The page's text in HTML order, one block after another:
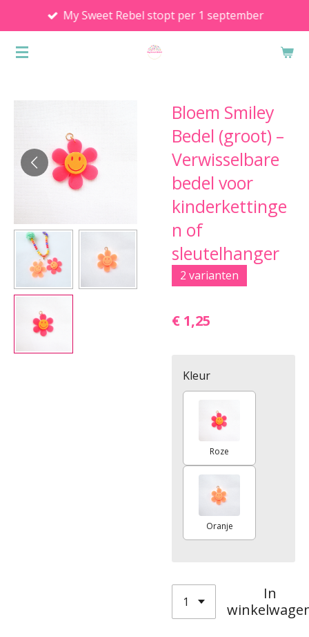
direct
naar
My Sweet Rebel stopt per 1 september
Bloem Smiley
Bedel (groot) –
Verwisselbare
bedel voor
kinderkettinge
n of
sleutelhanger
2 varianten
€ 1,25
Kleur
Roze
Oranje
In